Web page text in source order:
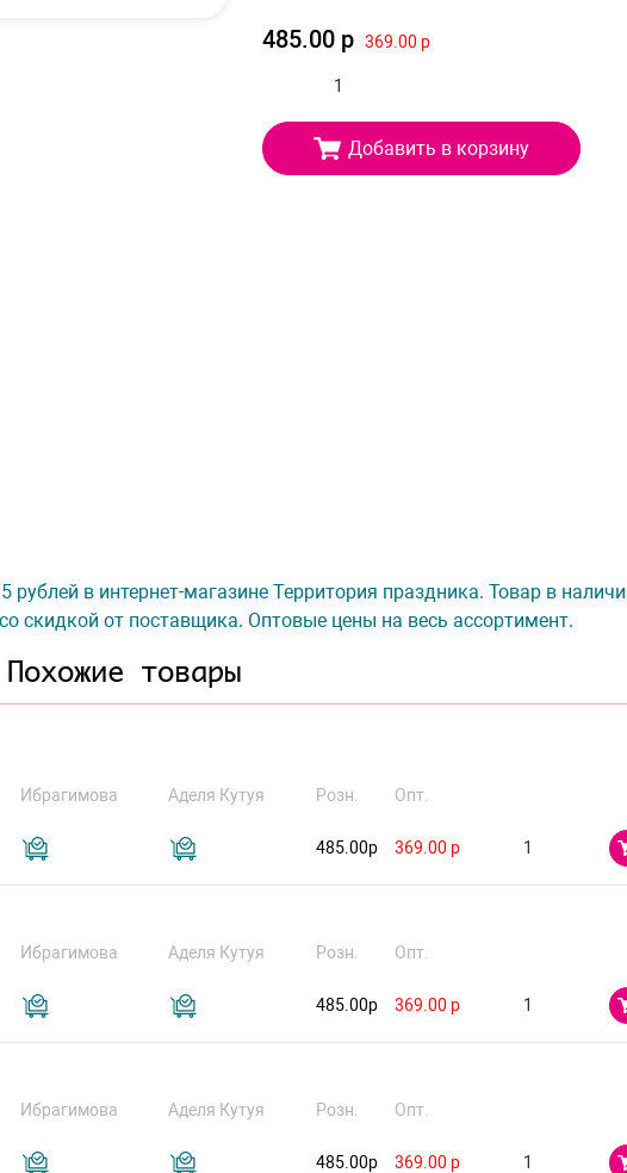
485.00 р 369.00 р
Добавить в корзину
рублей в интернет-магазине Территория праздника. Товар в
скидкой от поставщика. Оптовые цены на весь ассортимент.
Похожие товары
Ибрагимова Аделя Кутуя Розн. Опт.
485.00р 369.00 р
Ибрагимова Аделя Кутуя Розн. Опт.
485.00р 369.00 р
Ибрагимова Аделя Кутуя Розн. Опт.
485.00р 369.00 р